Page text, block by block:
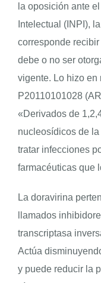
la oposición ante
Intelectual (INPI),
corresponde
debe o no ser
vigente. Lo hizo en
P20110101028
«Derivados de
nucleosídicos de
tratar infecciones
farmacéuticas que
La doravirina
llamados
transcriptasa
Actúa
y puede reducir la